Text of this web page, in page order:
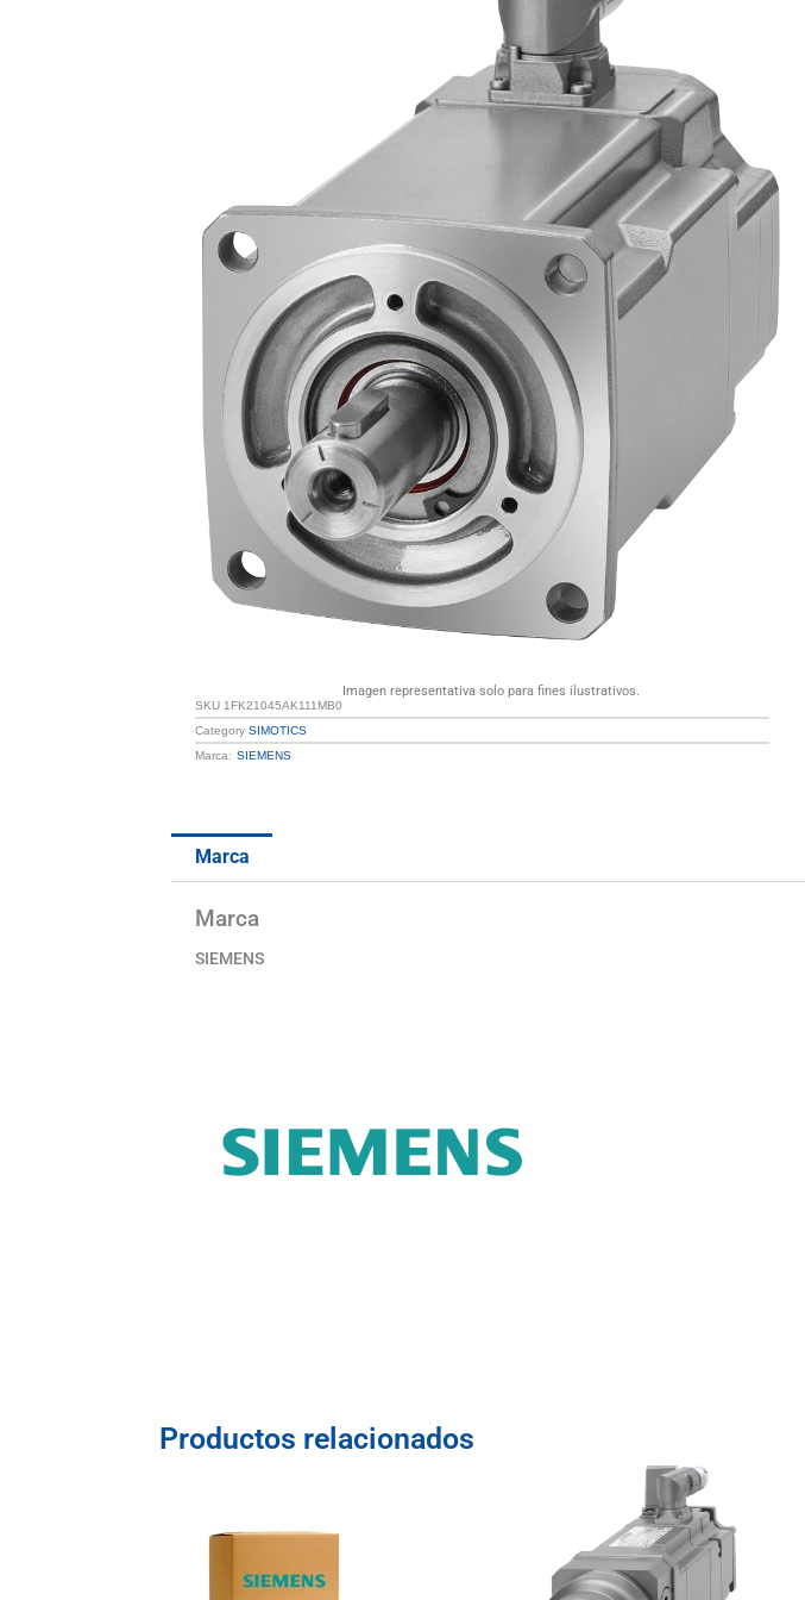
Imagen representativa solo para fines ilustrativos.
SKU 1FK21045AK111MB0
Category SIMOTICS
Marca: SIEMENS
Marca
Marca
SIEMENS
Productos relacionados